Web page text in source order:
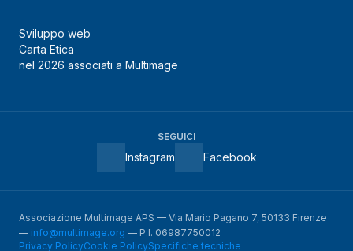
Sviluppo web
Carta Etica
nel 2026 associati a Multimage
SEGUICI
Instagram Facebook
Associazione Multimage APS — Via Mario Pagano 7, 50133 Firenze
— info@multimage.org — P.I. 06987750012
Privacy PolicyCookie PolicySpecifiche tecniche